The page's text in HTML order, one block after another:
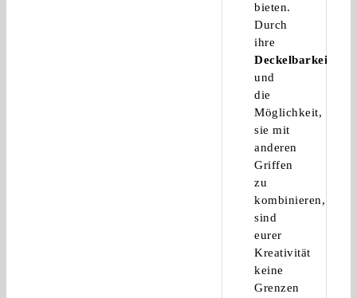
bieten.
Durch
ihre
Deckelbarkeit
und
die
Möglichkeit,
sie mit
anderen
Griffen
zu
kombinieren,
sind
eurer
Kreativität
keine
Grenzen